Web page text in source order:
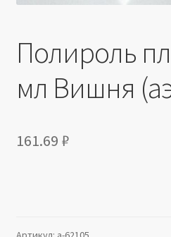
Полироль
мл Вишня
161.69 ₽